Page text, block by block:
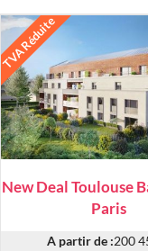
TVA Réduite
New Deal Toulouse
Paris
A partir de :200